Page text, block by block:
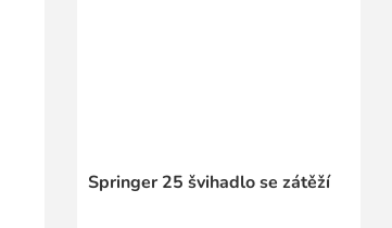
Springer 25 švihadlo se zátěží